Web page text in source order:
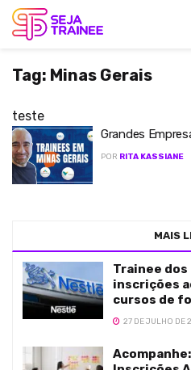
Tag: Minas Gerais
teste
Grandes
POR RITA KASSIANE
MAIS
Trainee
inscrições
cursos de
27 DE JULHO DE